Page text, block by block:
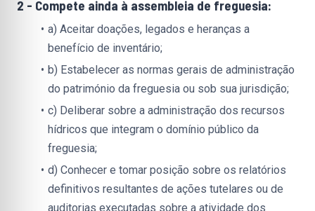
2 - Compete ainda à assembleia de freguesia:
a) Aceitar doações, legados e heranças a
benefício de inventário;
b) Estabelecer as normas gerais de administração
do património da freguesia ou sob sua jurisdição;
c) Deliberar sobre a administração dos recursos
hídricos que integram o domínio público da
freguesia;
d) Conhecer e tomar posição sobre os relatórios
definitivos resultantes de ações tutelares ou de
auditorias executadas sobre a atividade dos